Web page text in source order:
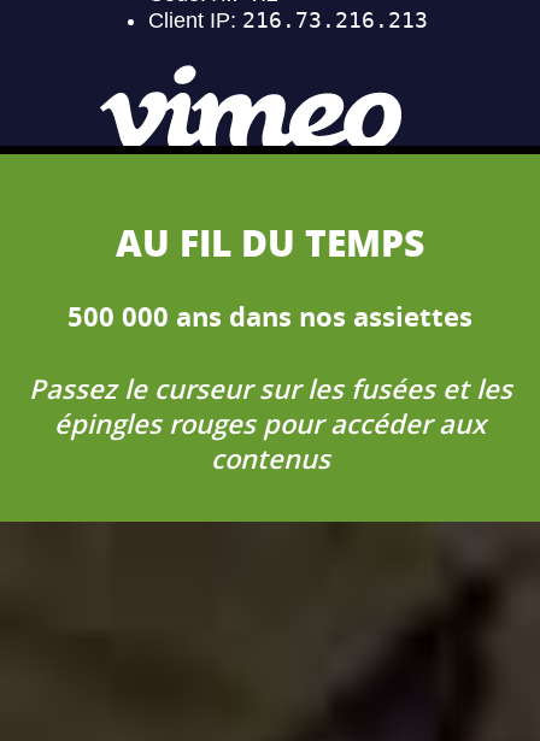
AU FIL DU TEMPS
500 000 ans dans nos assiettes
Passez le curseur sur les fusées et les
épingles rouges pour accéder aux
contenus